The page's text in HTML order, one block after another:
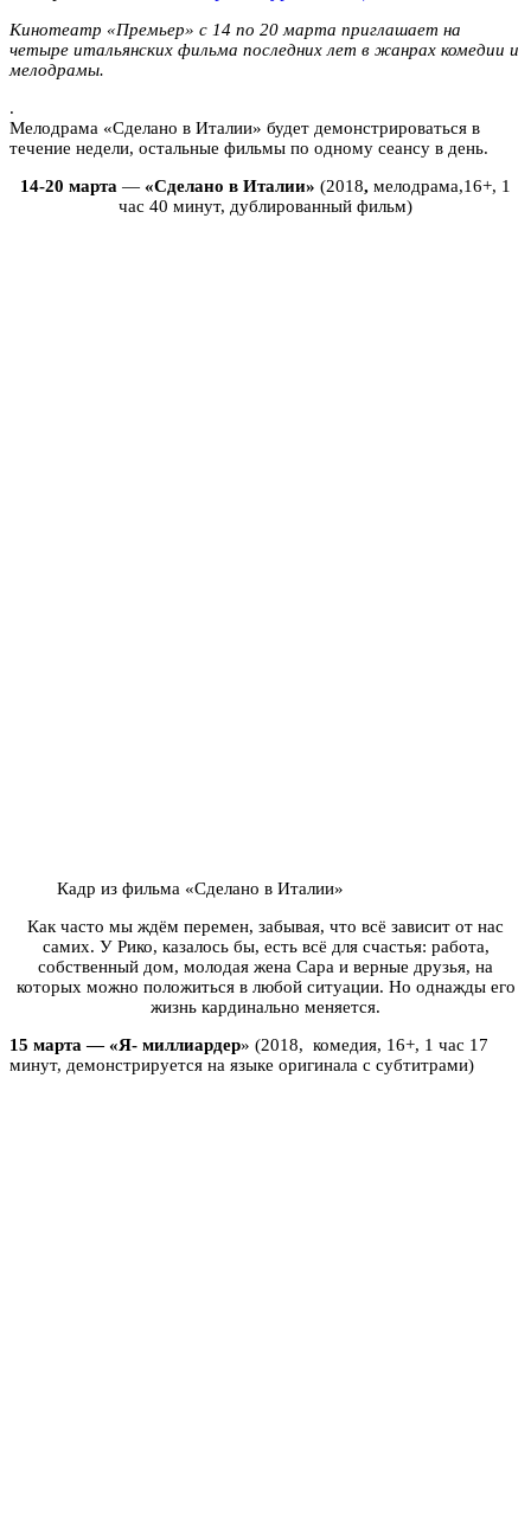
Кинотеатр «Премьер» с 14 по 20 марта приглашает на
четыре итальянских фильма последних лет в жанрах комедии и
мелодрамы.
.
Мелодрама «Сделано в Италии» будет демонстрироваться в
течение недели, остальные фильмы по одному сеансу в день.
14-20 марта — «Сделано в Италии» (2018, мелодрама,16+, 1
час 40 минут, дублированный фильм)
Кадр из фильма «Сделано в Италии»
Как часто мы ждём перемен, забывая, что всё зависит от нас
самих. У Рико, казалось бы, есть всё для счастья: работа,
собственный дом, молодая жена Сара и верные друзья, на
которых можно положиться в любой ситуации. Но однажды его
жизнь кардинально меняется.
15 марта — «Я- миллиардер» (2018, комедия, 16+, 1 час 17
минут, демонстрируется на языке оригинала с субтитрами)